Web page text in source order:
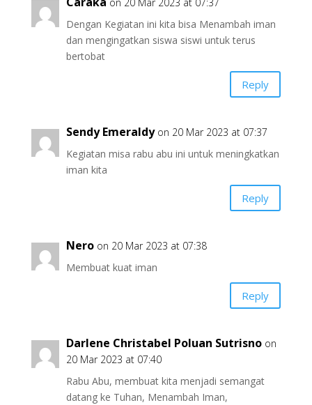
Dengan Kegiatan ini kita bisa Menambah iman
dan mengingatkan siswa siswi untuk terus
bertobat
Reply
Sendy Emeraldy on 20 Mar 2023 at 07:37
Kegiatan misa rabu abu ini untuk meningkatkan
iman kita
Reply
Nero on 20 Mar 2023 at 07:38
Membuat kuat iman
Reply
Darlene Christabel Poluan Sutrisno on
20 Mar 2023 at 07:40
Rabu Abu, membuat kita menjadi semangat
datang ke Tuhan, Menambah Iman,